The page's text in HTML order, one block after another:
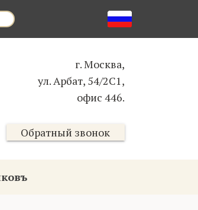
г. Москва,
ул. Арбат, 54/2С1,
офис 446.
Обратный звонок